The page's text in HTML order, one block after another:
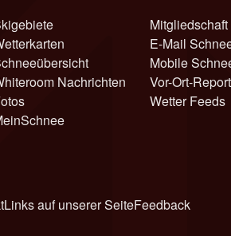
Nachrichten
Mitgliedschaft
E-Mail
Mobile
Vor-Ort-
Wetter Feeds
Links auf unserer SeiteFeedback